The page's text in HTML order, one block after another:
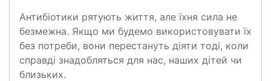
Антибіотики рятують життя, але їхня сила не
безмежна. Якщо ми будемо використовувати їх
без потреби, вони перестануть діяти тоді, коли
справді знадобляться для нас, наших дітей чи
близьких.